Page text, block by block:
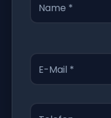
Name *
E-Mail *